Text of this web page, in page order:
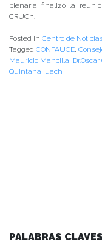
plenaria finalizó la
CRUCh.
Posted in Centro de
Tagged CONFAUCE
Mauricio Mancilla
Quintana uach
PALABRAS CLAVES